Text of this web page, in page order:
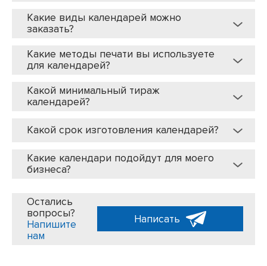
Какие виды календарей можно
заказать?
Какие методы печати вы используете
для календарей?
Какой минимальный тираж
календарей?
Какой срок изготовления календарей?
Какие календари подойдут для моего
бизнеса?
Остались
вопросы?
Напишите
нам
Написать